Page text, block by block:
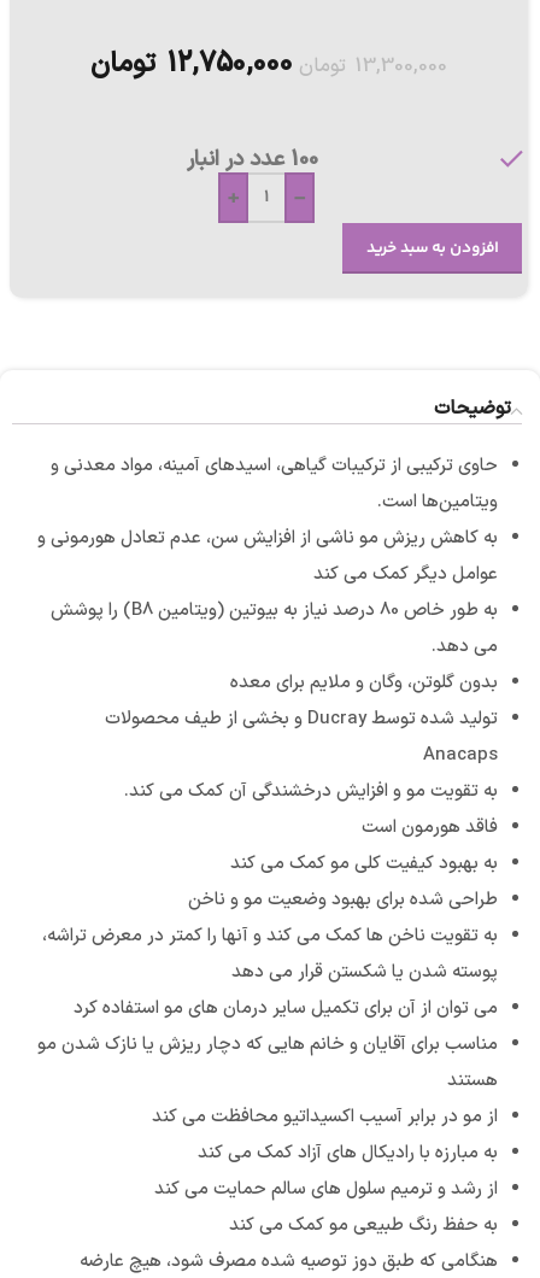
13,300,000 تومان 12,750,000 تومان
100 عدد در انبار
-
+
افزودن به سبد خرید
توضیحات
حاوی ترکیبی از ترکیبات گیاهی، اسیدهای آمینه، مواد معدنی و
ویتامین‌ها است.
به کاهش ریزش مو ناشی از افزایش سن، عدم تعادل هورمونی و
عوامل دیگر کمک می کند
به طور خاص 80 درصد نیاز به بیوتین (ویتامین B8) را پوشش
می دهد.
بدون گلوتن، وگان و ملایم برای معده
تولید شده توسط Ducray و بخشی از طیف محصولات
Anacaps
به تقویت مو و افزایش درخشندگی آن کمک می کند.
فاقد هورمون است
به بهبود کیفیت کلی مو کمک می کند
طراحی شده برای بهبود وضعیت مو و ناخن
به تقویت ناخن ها کمک می کند و آنها را کمتر در معرض تراشه،
پوسته شدن یا شکستن قرار می دهد
می توان از آن برای تکمیل سایر درمان های مو استفاده کرد
مناسب برای آقایان و خانم هایی که دچار ریزش یا نازک شدن مو
هستند
از مو در برابر آسیب اکسیداتیو محافظت می کند
به مبارزه با رادیکال های آزاد کمک می کند
از رشد و ترمیم سلول های سالم حمایت می کند
به حفظ رنگ طبیعی مو کمک می کند
هنگامی که طبق دوز توصیه شده مصرف شود، هیچ عارضه